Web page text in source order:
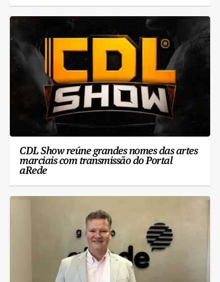
CDL Show reúne grandes nomes das artes
marciais com transmissão do Portal
aRede